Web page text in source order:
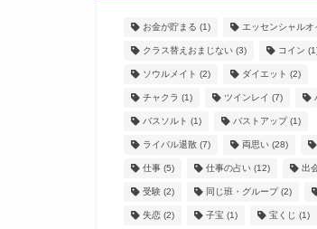
お金が貯まる (1) エッセンシャルオ
クラス替えおまじない(3) コイン
ソウルメイト (2) ダイエット (2)
チャクラ (1) ツインレイ (7)
バスソルト (1) バストアップ(1)
ライバル退散(7) 両思い(28)
仕事(5) 仕事の占い(12) 出
受験(2) 同じ班・グループ(2)
失恋(2) 子宝 (1) 宝くじ (1)